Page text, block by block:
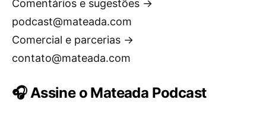
Comentários e sugestões →
podcast@mateada.com
Comercial e parcerias →
contato@mateada.com
🎧 Assine o Mateada Podcast